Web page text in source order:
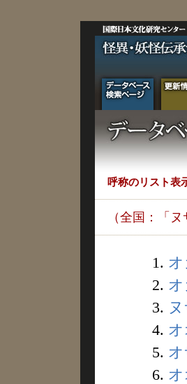
呼称のリスト表
（全国：「
1.
2.
3.
4.
5.
6.